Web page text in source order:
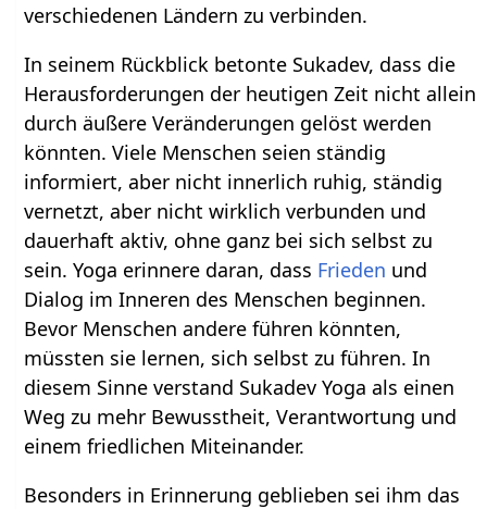
verschiedenen Ländern zu verbinden.
In seinem Rückblick betonte Sukadev, dass die
Herausforderungen der heutigen Zeit nicht allein
durch äußere Veränderungen gelöst werden
könnten. Viele Menschen seien ständig
informiert, aber nicht innerlich ruhig, ständig
vernetzt, aber nicht wirklich verbunden und
dauerhaft aktiv, ohne ganz bei sich selbst zu
sein. Yoga erinnere daran, dass Frieden und
Dialog im Inneren des Menschen beginnen.
Bevor Menschen andere führen könnten,
müssten sie lernen, sich selbst zu führen. In
diesem Sinne verstand Sukadev Yoga als einen
Weg zu mehr Bewusstheit, Verantwortung und
einem friedlichen Miteinander.
Besonders in Erinnerung geblieben sei ihm das